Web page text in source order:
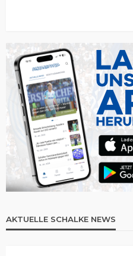
AKTUELLE SCHALKE NEWS